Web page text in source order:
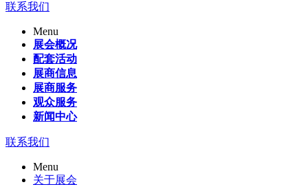
联系我们
Menu
展会概况
配套活动
展商信息
展商服务
观众服务
新闻中心
联系我们
Menu
关于展会